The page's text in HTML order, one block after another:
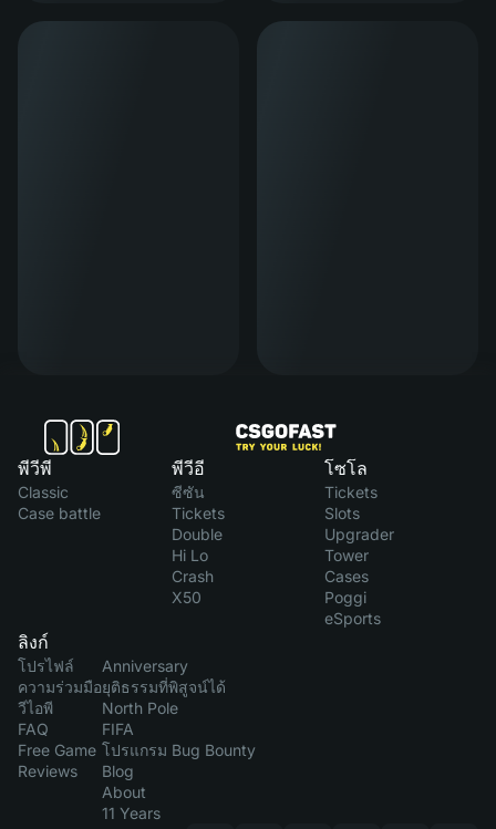
พีวีพี
Classic
Case battle
พีวีอี
ซีซัน
Tickets
Double
Hi Lo
Crash
X50
โซโล
Tickets
Slots
Upgrader
Tower
Cases
Poggi
eSports
ลิงก์
โปรไฟล์
ความร่วมมือ
วีไอพี
FAQ
Free Game
Reviews
Anniversary
ยุติธรรมที่พิสูจน์ได้
North Pole
FIFA
โปรแกรม Bug Bounty
Blog
About
11 Years